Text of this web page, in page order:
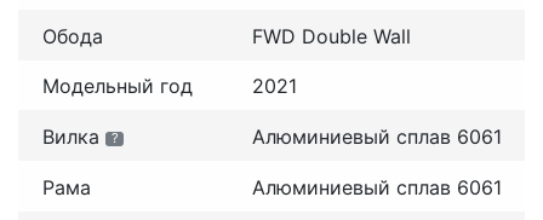
Обода FWD Double Wall
Модельный год 2021
Вилка ? Алюминиевый сплав 6061
Рама Алюминиевый сплав 6061